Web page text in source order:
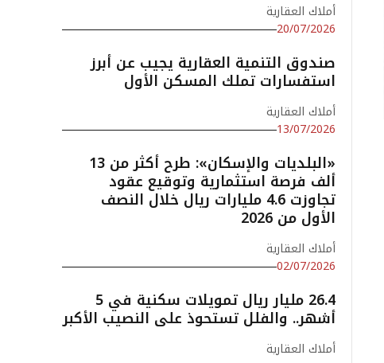
أملاك العقارية
20/07/2026
صندوق التنمية العقارية يجيب عن أبرز
استفسارات تملك المسكن الأول
أملاك العقارية
13/07/2026
«البلديات والإسكان»: طرح أكثر من 13
ألف فرصة استثمارية وتوقيع عقود
تجاوزت 4.6 مليارات ريال خلال النصف
الأول من 2026
أملاك العقارية
02/07/2026
26.4 مليار ريال تمويلات سكنية في 5
أشهر.. والفلل تستحوذ على النصيب الأكبر
أملاك العقارية